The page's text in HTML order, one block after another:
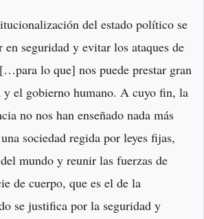
del estado político se
seguridad y evitar los ataques de
lo que] nos puede prestar gran
el gobierno humano. A cuyo fin, la
no nos han enseñado nada más
sociedad regida por leyes fijas,
mundo y reunir las fuerzas de
de cuerpo, que es el de la
se justifica por la seguridad y